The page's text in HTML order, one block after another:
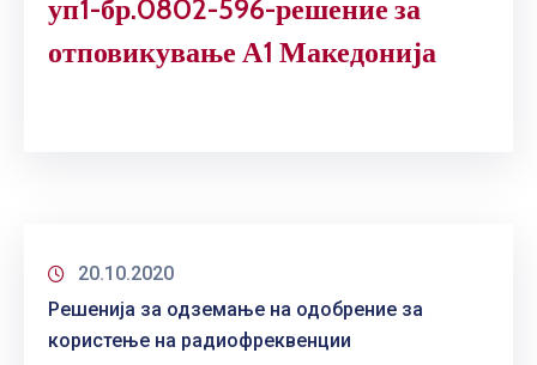
уп1-бр.0802-596-решение за
отповикување А1 Македонија
20.10.2020
Решенија за одземање на одобрение за
користење на радиофреквенции